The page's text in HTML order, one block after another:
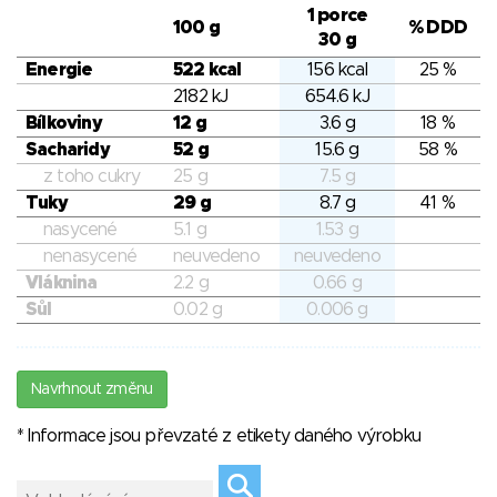
100 g
1 porce
30 g
% DDD
Energie 522 kcal 156 kcal
25 %
2182 kJ
654.6 kJ
Bílkoviny
12 g 3.6 g
18 %
Sacharidy
52 g 15.6 g
58 %
z toho cukry
25 g
7.5 g
Tuky
29 g 8.7 g
41 %
nasycené
5.1 g
1.53 g
nenasycené
neuvedeno
neuvedeno
Vláknina
2.2 g
0.66 g
Sůl
0.02 g 0.006 g
Navrhnout změnu
* Informace jsou převzaté z etikety daného výrobku